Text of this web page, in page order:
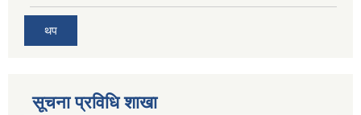
थप
सूचना प्रविधि शाखा